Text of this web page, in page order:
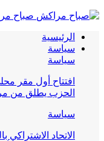
صباح
الرئيسية
سياسة
سياسة
افتتاح أول مقر
الحزب يطلق من
سياسة
الاتحاد الاشتراكي